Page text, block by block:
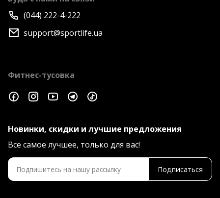
(044) 222-4-222
support@sportlife.ua
Фитнес-тусовка
Новинки, скидки и лучшие предложения
Все самое лучшее, только для вас!
Подписаться